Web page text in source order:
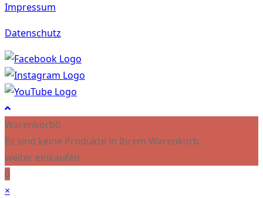
Impressum
Datenschutz
Warenkorb0
Es sind keine Produkte in Ihrem Warenkorb.
weiter einkaufen
0
×